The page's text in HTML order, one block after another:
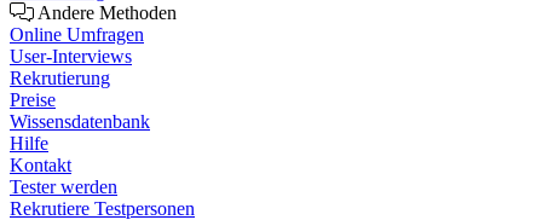
Andere Methoden
Online Umfragen
User-Interviews
Rekrutierung
Preise
Wissensdatenbank
Hilfe
Kontakt
Tester werden
Rekrutiere Testpersonen